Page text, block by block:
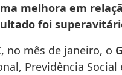
melhora em
foi
no mês de janeiro, o
Previdência Social